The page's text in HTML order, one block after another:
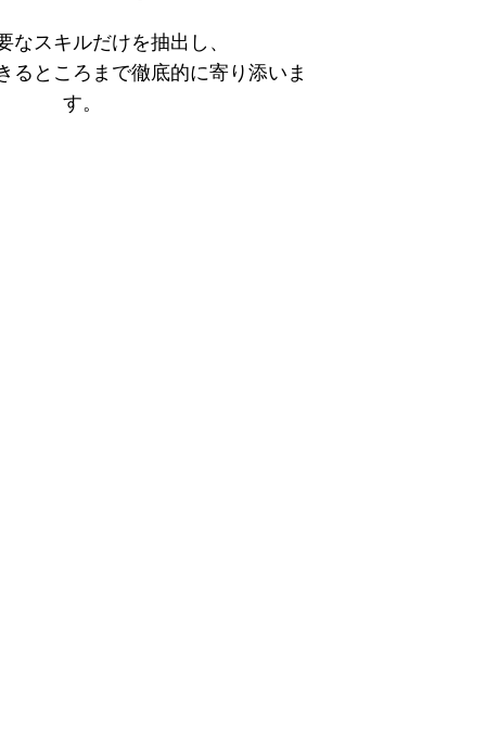
なスキルだけを抽出し、
るところまで徹底的に寄り添いま
す。